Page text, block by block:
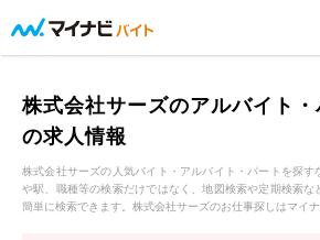
株式会社サーズのアルバイト・
の求人情報
株式会社サーズの人気バイト・アルバイト・パートを探す
や駅、職種等の検索だけではなく、地図検索や定期検索な
簡単に検索できます。株式会社サーズのお仕事探しはマイ